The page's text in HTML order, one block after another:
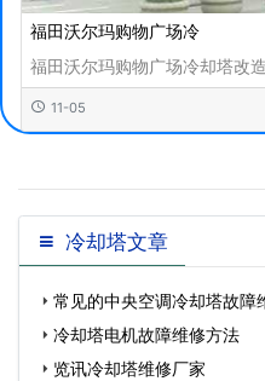
福田沃尔玛购物广场冷
福田沃尔玛购物广场冷却塔改
11-05
冷却塔文章
常见的中央空调冷却塔故
冷却塔电机故障维修方法
览讯冷却塔维修厂家